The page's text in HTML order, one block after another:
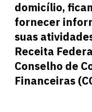
domicílio,
fornecer
suas
Receita
Conselho de
Financeiras